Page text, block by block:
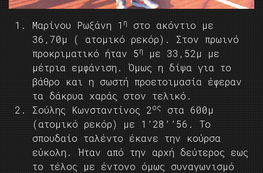
Μαρίνου Ρωξάνη 1 η
στο ακόντιο με
36,70μ ( ατομικό ρεκόρ). Στον πρωινό
προκριματικό ήταν 5η
με 33,52μ με
μέτρια εμφάνιση. Όμως η δίψα για το
βάθρο και η σωστή προετοιμασία έφεραν
τα δάκρυα χαράς στον τελικό.
Σούλης Κωνσταντίνος 2ος
στα 600μ
(ατομικό ρεκόρ) με 1’28’’56. Το
σπουδαίο ταλέντο έκανε την κούρσα
εύκολη. Ήταν από την αρχή δεύτερος εως
το τέλος με έντονο όμως συναγωνισμό